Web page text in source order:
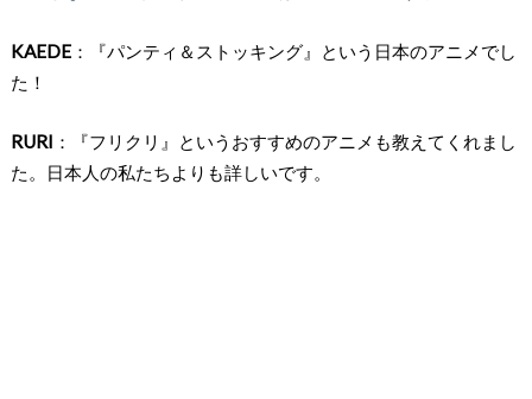
KAEDE：『パンティ＆ストッキング』という日本のアニメでし
た！
RURI ：『フリクリ』というおすすめのアニメも教えてくれまし
た。日本人の私たちよりも詳しいです。